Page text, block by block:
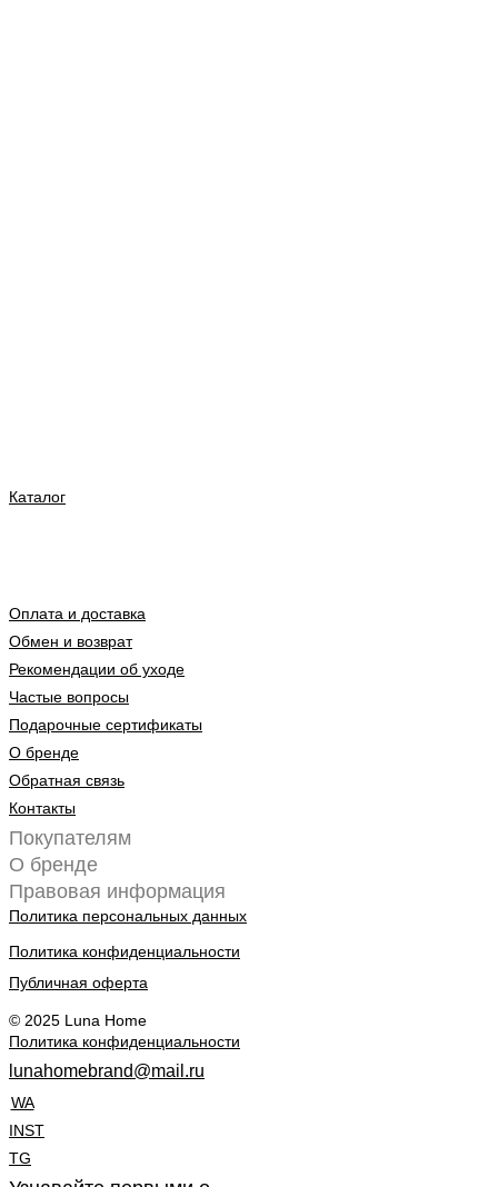
Каталог
Оплата и доставка
Обмен и возврат
Рекомендации об уходе
Частые вопросы
Подарочные сертификаты
О бренде
Обратная связь
Контакты
Покупателям
О бренде
Правовая информация
Политика персональных данных
Политика конфиденциальности
Публичная оферта
© 2025 Luna Home
Политика конфиденциальности
lunahomebrand@mail.ru
WA
INST
TG